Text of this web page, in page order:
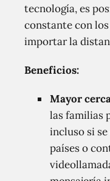
tecnología, es
constante con
importar la
Beneficios:
Mayor
las familias
incluso si
países o